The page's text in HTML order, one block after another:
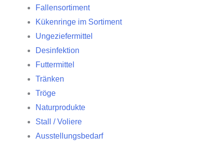
Fallensortiment
Kükenringe im Sortiment
Ungeziefermittel
Desinfektion
Futtermittel
Tränken
Tröge
Naturprodukte
Stall / Voliere
Ausstellungsbedarf